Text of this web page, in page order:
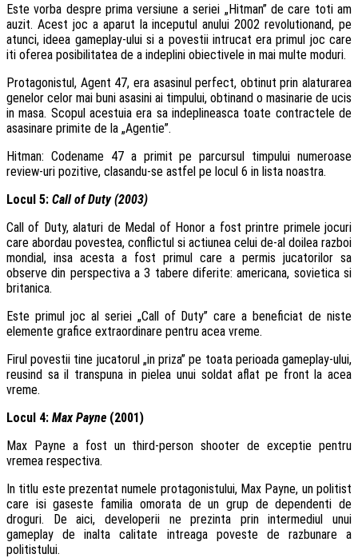
Este vorba despre prima versiune a seriei „Hitman” de care toti am
auzit. Acest joc a aparut la inceputul anului 2002 revolutionand, pe
atunci, ideea gameplay-ului si a povestii intrucat era primul joc care
iti oferea posibilitatea de a indeplini obiectivele in mai multe moduri.
Protagonistul, Agent 47, era asasinul perfect, obtinut prin alaturarea
genelor celor mai buni asasini ai timpului, obtinand o masinarie de ucis
in masa. Scopul acestuia era sa indeplineasca toate contractele de
asasinare primite de la „Agentie”.
Hitman: Codename 47 a primit pe parcursul timpului numeroase
review-uri pozitive, clasandu-se astfel pe locul 6 in lista noastra.
Locul 5: Call of Duty (2003)
Call of Duty, alaturi de Medal of Honor a fost printre primele jocuri
care abordau povestea, conflictul si actiunea celui de-al doilea razboi
mondial, insa acesta a fost primul care a permis jucatorilor sa
observe din perspectiva a 3 tabere diferite: americana, sovietica si
britanica.
Este primul joc al seriei „Call of Duty” care a beneficiat de niste
elemente grafice extraordinare pentru acea vreme.
Firul povestii tine jucatorul „in priza” pe toata perioada gameplay-ului,
reusind sa il transpuna in pielea unui soldat aflat pe front la acea
vreme.
Locul 4: Max Payne (2001)
Max Payne a fost un third-person shooter de exceptie pentru
vremea respectiva.
In titlu este prezentat numele protagonistului, Max Payne, un politist
care isi gaseste familia omorata de un grup de dependenti de
droguri. De aici, developerii ne prezinta prin intermediul unui
gameplay de inalta calitate intreaga poveste de razbunare a
politistului.